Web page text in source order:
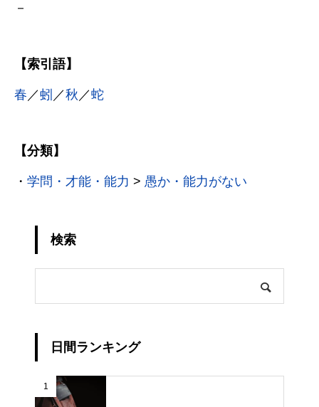
－
【索引語】
春 ／蚓 ／秋 ／蛇
【分類】
・ 学問・才能・能力 > 愚か・能力がない
検索
日間ランキング
1